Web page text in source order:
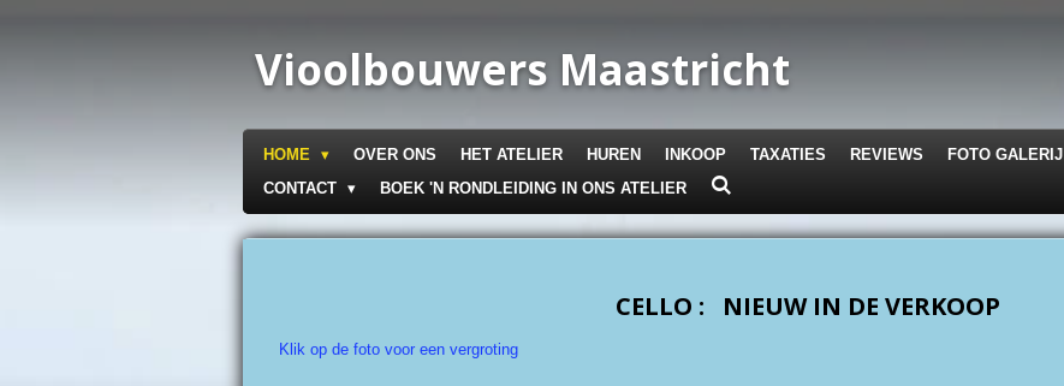
Vioolbouwers Maastricht
HOME OVER ONS HET ATELIER HUREN INKOOP TAXATIES REVIEWS FOTO GALERIJ
CONTACT
BOEK 'N RONDLEIDING IN ONS ATELIER
CELLO : NIEUW IN DE VERKOOP
Klik op de foto voor een vergroting